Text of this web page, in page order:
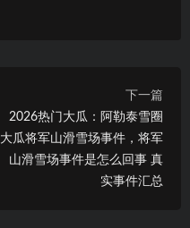
下一篇
2026热门大瓜：阿勒泰雪圈
大瓜将军山滑雪场事件，将军
山滑雪场事件是怎么回事 真
实事件汇总